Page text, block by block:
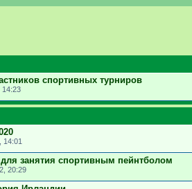
спортивных турниров
14:23
14:01
занятия спортивным пейнтболом
20:29